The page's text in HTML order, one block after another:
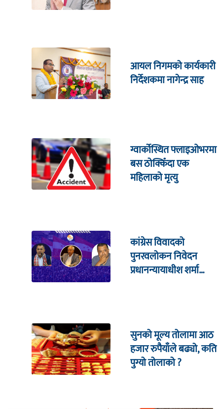
आयल निगमको कार्यकारी
निर्देशकमा नागेन्द्र साह
ग्वार्कोस्थित फ्लाइओभरमा
बस ठोक्किँदा एक
महिलाको मृत्यु
कांग्रेस विवादको
पुनरवलोकन निवेदन
प्रधानन्यायाधीश शर्मा
सुनको मूल्य तोलामा आठ
हजार रुपैयाँले बढ्यो, कति
पुग्यो तोलाको ?